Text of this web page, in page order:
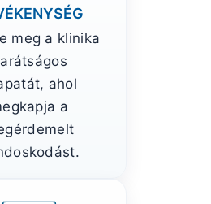
meg a klinika
ahol
a